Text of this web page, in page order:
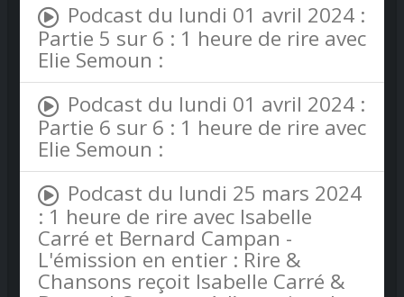
Podcast du lundi 01 avril 2024 :
Partie 5 sur 6 : 1 heure de rire avec
Elie Semoun :
Podcast du lundi 01 avril 2024 :
Partie 6 sur 6 : 1 heure de rire avec
Elie Semoun :
Podcast du lundi 25 mars 2024
: 1 heure de rire avec Isabelle
Carré et Bernard Campan -
L'émission en entier : Rire &
Chansons reçoit Isabelle Carré &